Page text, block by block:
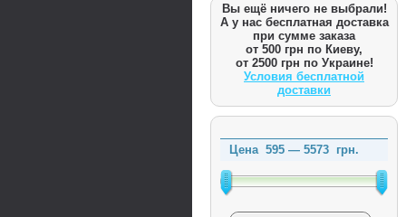
Вы ещё ничего не выбрали!
А у нас бесплатная доставка
при сумме заказа
от 500 грн по Киеву,
от 2500 грн по Украине!
Условия бесплатной
доставки
Цена 595 — 5573 грн.